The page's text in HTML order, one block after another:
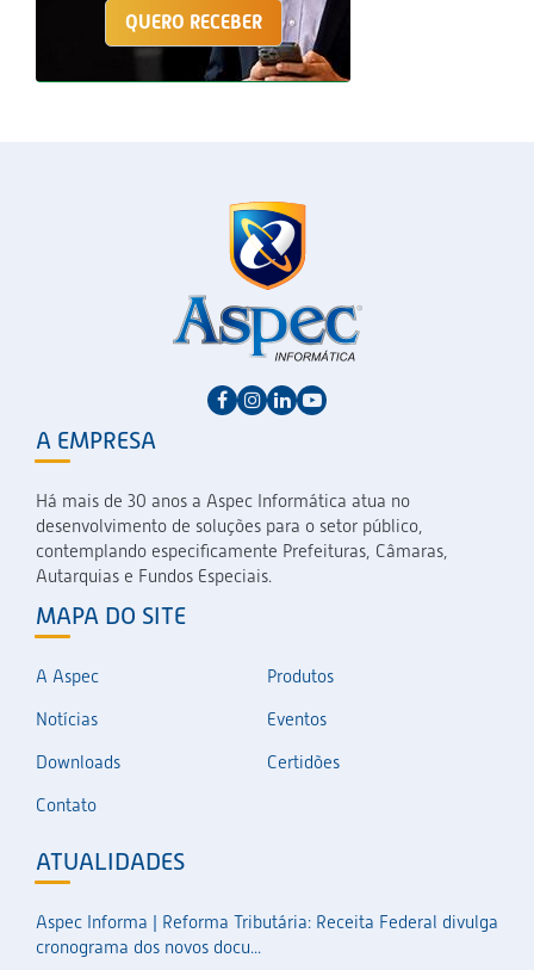
QUERO RECEBER
A EMPRESA
Há mais de 30 anos a Aspec Informática atua no
desenvolvimento de soluções para o setor público,
contemplando especificamente Prefeituras, Câmaras,
Autarquias e Fundos Especiais.
MAPA DO SITE
A Aspec
Produtos
Notícias
Eventos
Downloads
Certidões
Contato
ATUALIDADES
Aspec Informa | Reforma Tributária: Receita Federal divulga
cronograma dos novos docu...